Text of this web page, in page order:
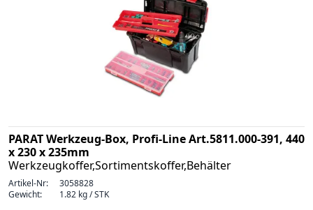
PARAT Werkzeug-Box, Profi-Line Art.5811.000-391, 440
x 230 x 235mm
Werkzeugkoffer,Sortimentskoffer,Behälter
Artikel-Nr:
3058828
Gewicht:
1.82 kg / STK